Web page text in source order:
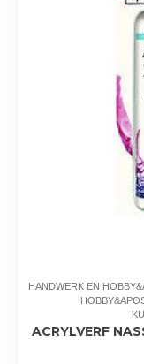
HANDWERK EN
ACRYLVERF